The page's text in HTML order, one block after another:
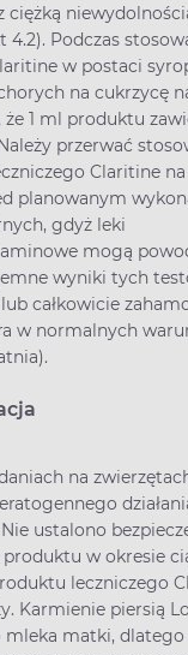
ciężką
4.2). Podczas
w postaci
na cukrzycę
że 1 ml produktu
przerwać
Claritine na
planowanym
gdyż leki
mogą
wyniki tych
całkowicie
w normalnych
na
ustalono
w okresie
leczniczego
Karmienie piersią
mleka matki, dlatego